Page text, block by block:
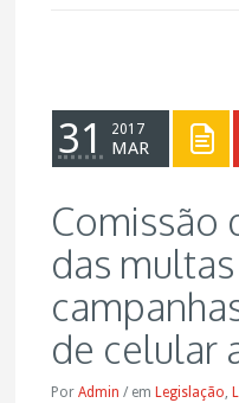
31 2017
MAR
Comissão
das
de celular
PorAdmin / em Legislação,